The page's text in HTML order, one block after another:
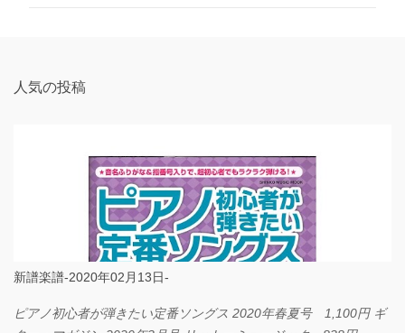
人気の投稿
新譜楽譜-2020年02月13日-
ピアノ初心者が弾きたい定番ソングス 2020年春夏号 1,100円 ギ